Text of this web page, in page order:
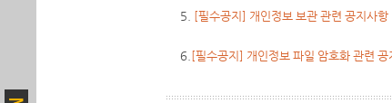
5. [필수공지] 개인정보 보관 관련 공지사항
6. [필수공지] 개인정보 파일 암호화 관련 공